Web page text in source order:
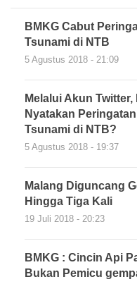
BMKG Cabut
Tsunami di NTB
5 Agustus 2018 - 21:09
Melalui Akun Twitter,
Nyatakan
Tsunami di NTB?
5 Agustus 2018 - 19:37
Malang Diguncang
Hingga Tiga Kali
19 Juli 2018 - 20:23
BMKG : Cincin Api
Bukan Pemicu